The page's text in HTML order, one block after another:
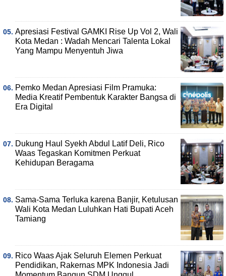
Apresiasi Festival GAMKI Rise Up Vol 2, Wali
Kota Medan : Wadah Mencari Talenta Lokal
Yang Mampu Menyentuh Jiwa
Pemko Medan Apresiasi Film Pramuka:
Media Kreatif Pembentuk Karakter Bangsa di
Era Digital
Dukung Haul Syekh Abdul Latif Deli, Rico
Waas Tegaskan Komitmen Perkuat
Kehidupan Beragama
Sama-Sama Terluka karena Banjir, Ketulusan
Wali Kota Medan Luluhkan Hati Bupati Aceh
Tamiang
Rico Waas Ajak Seluruh Elemen Perkuat
Pendidikan, Rakernas MPK Indonesia Jadi